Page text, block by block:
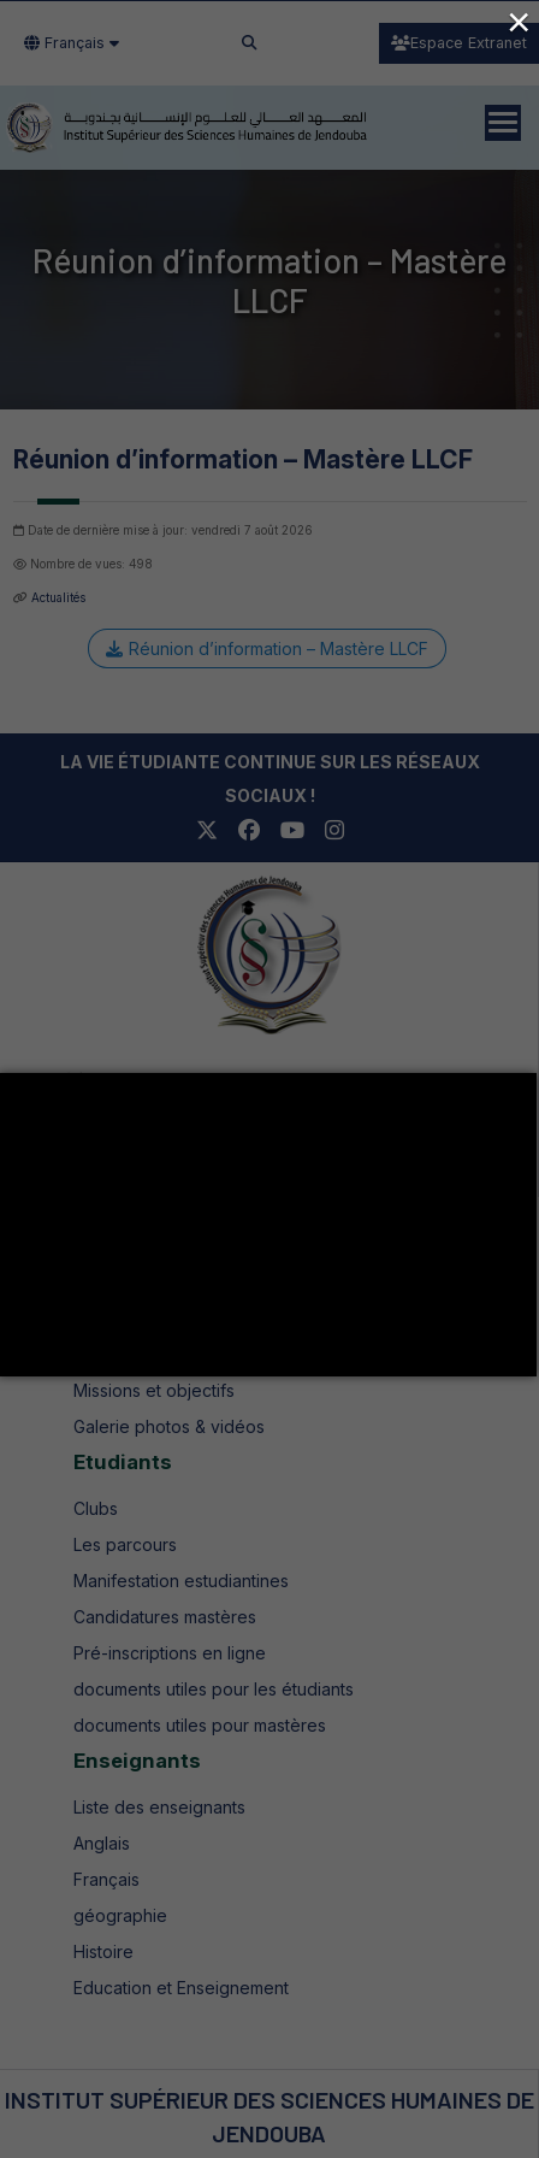
Français Espace Extranet
Réunion d’information – Mastère
LLCF
Réunion d’information – Mastère LLCF
Date de dernière mise à jour: vendredi 7 août 2026
Nombre de vues: 498
Actualités
Réunion d’information – Mastère LLCF
LA VIE ÉTUDIANTE CONTINUE SUR LES RÉSEAUX
SOCIAUX !
Avenue de UMA 8189 Jendouba Nord BP. N° 104
Missions et objectifs
Galerie photos & vidéos
Etudiants
Clubs
Les parcours
Manifestation estudiantines
Candidatures mastères
Pré-inscriptions en ligne
documents utiles pour les étudiants
documents utiles pour mastères
Enseignants
Liste des enseignants
Anglais
Français
géographie
Histoire
Education et Enseignement
INSTITUT SUPÉRIEUR DES SCIENCES HUMAINES DE
JENDOUBA
×